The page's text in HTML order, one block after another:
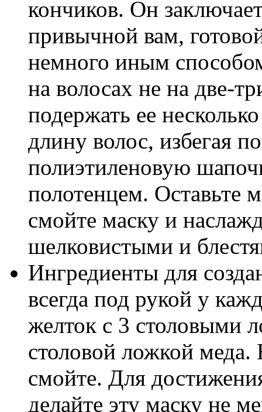
кончиков. Он
привычной вам,
немного иным
на волосах не на две-
подержать ее
длину волос, избегая
полиэтиленовую
полотенцем. Оставьте
смойте маску и
шелковистыми и
Ингредиенты для
всегда под рукой у
желток с 3 столовыми
столовой ложкой меда.
смойте. Для
делайте эту маску не